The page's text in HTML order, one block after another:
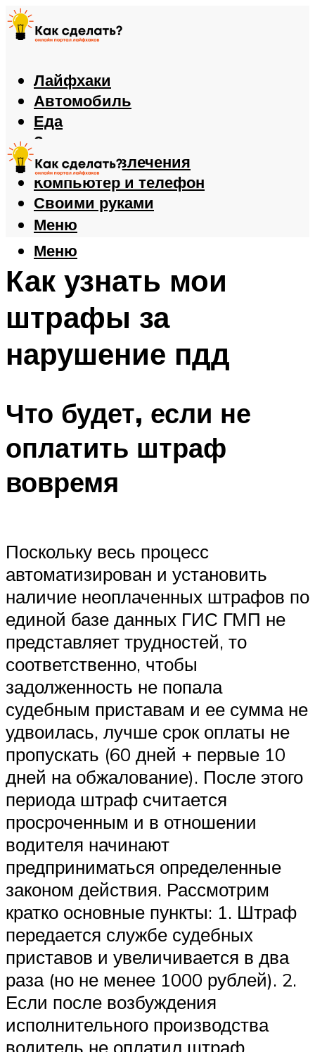
Лайфхаки
Автомобиль
Еда
Здоровье
Игры и развлечения
Компьютер и телефон
Своими руками
Меню
Меню
Как узнать мои
штрафы за
нарушение пдд
Что будет, если не
оплатить штраф
вовремя
Поскольку весь процесс
автоматизирован и установить
наличие неоплаченных штрафов по
единой базе данных ГИС ГМП не
представляет трудностей, то
соответственно, чтобы
задолженность не попала
судебным приставам и ее сумма не
удвоилась, лучше срок оплаты не
пропускать (60 дней + первые 10
дней на обжалование). После этого
периода штраф считается
просроченным и в отношении
водителя начинают
предприниматься определенные
законом действия. Рассмотрим
кратко основные пункты: 1. Штраф
передается службе судебных
приставов и увеличивается в два
раза (но не менее 1000 рублей). 2.
Если после возбуждения
исполнительного производства
водитель не оплатил штраф